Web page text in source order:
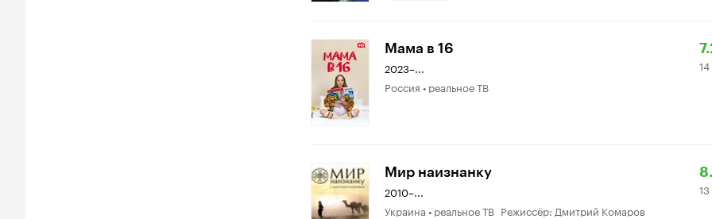
Мама в 16
2023–...
Россия • реальное ТВ
14
Мир наизнанку
2010–...
Украина • реальное ТВ Режиссёр: Дмитрий Комаров
13